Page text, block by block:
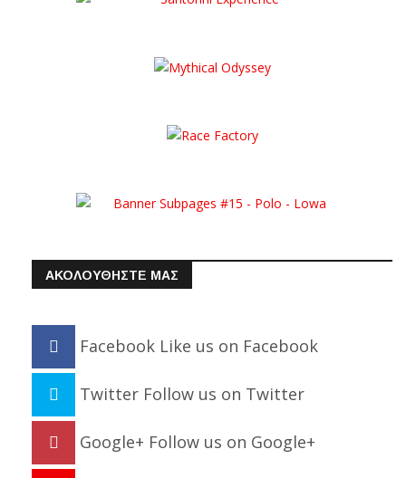
ΑΚΟΛΟΥΘΗΣΤΕ ΜΑΣ
Facebook Like us on Facebook
Twitter Follow us on Twitter
Google+ Follow us on Google+